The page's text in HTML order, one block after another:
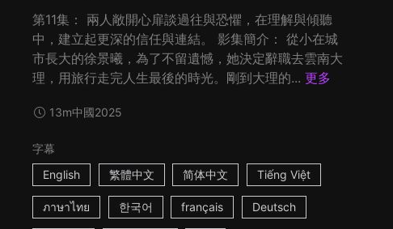
第11集： 兩人敞開心扉談過往與恐懼，在理解與傾聽
中，建立起更深的信任與連結。 影集簡介： 從小在城
市長大的徐景曦，為了不留遺憾，她決定辭職去雲南大
理，用旅行走完人生最後的時光。剛到大理的... 更多
13m中國2025
字幕
English
繁體中文 简体中文 Tiếng Việt
ภาษาไทย 한국어 français Deutsch